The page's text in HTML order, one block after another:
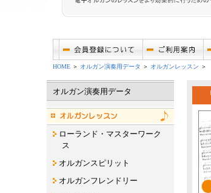
HOME ＞ オルガン演奏用データ ＞ オルガンレッスン ＞
オルガン演奏用データ
ローランド・マスターワーク
ス
オルガンスピリット
オルガンフレンドリー